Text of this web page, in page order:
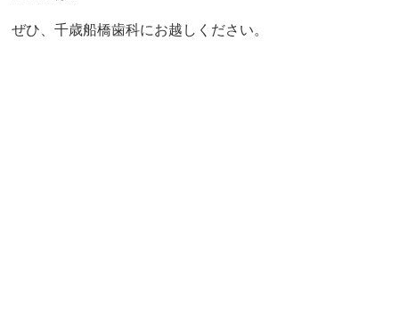
ぜひ、千歳船橋歯科にお越しください。